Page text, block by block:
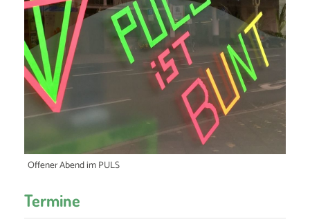
Offener Abend im PULS
Termine